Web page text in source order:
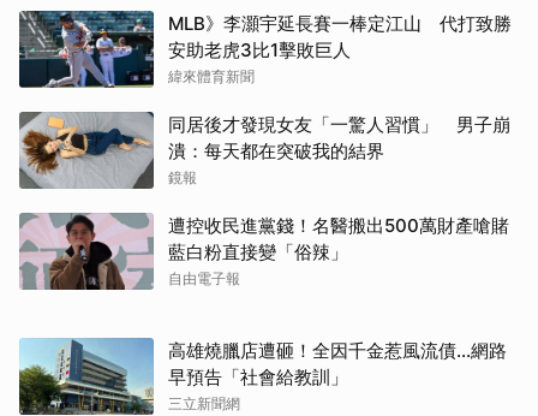
MLB》李灝宇延長賽一棒定江山 代打致勝
安助老虎3比1擊敗巨人
緯來體育新聞
同居後才發現女友「一驚人習慣」 男子崩
潰：每天都在突破我的結界
鏡報
遭控收民進黨錢！名醫搬出500萬財產嗆賭
藍白粉直接變「俗辣」
自由電子報
高雄燒臘店遭砸！全因千金惹風流債…網路
早預告「社會給教訓」
三立新聞網